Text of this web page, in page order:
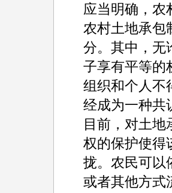
应当明确，农
农村土地承包
分。其中，无
子享有平等的
组织和个人不
经成为一种共
目前，对土地
权的保护使得
拢。农民可以
或者其他方式